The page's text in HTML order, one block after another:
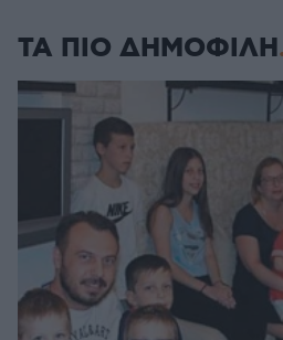
ΤΑ ΠΙΟ ΔΗΜΟΦΙΛΗ